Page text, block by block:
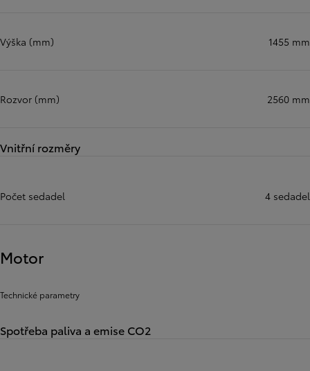
Výška (mm) 1455 mm
Rozvor (mm) 2560 mm
Vnitřní rozměry
Počet sedadel 4 sedadel
Motor
Technické parametry
Spotřeba paliva a emise CO2